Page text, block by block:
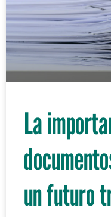
La
un futuro